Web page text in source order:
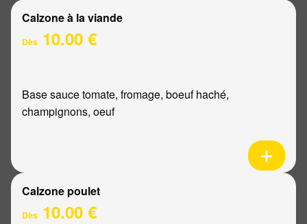
Calzone à la viande
Dès 10.00 €
Base sauce tomate, fromage, boeuf haché,
champignons, oeuf
Calzone poulet
Dès 10.00 €